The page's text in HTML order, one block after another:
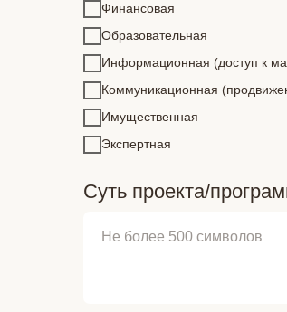
Финансовая
Образовательная
Информационная (доступ к
Коммуникационная
Имущественная
Экспертная
Суть проекта/